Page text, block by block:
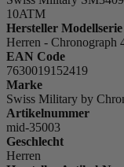
10ATM
Hersteller Modellserie
Herren - Chronograph
EAN Code
7630019152419
Marke
Swiss Military by
Artikelnummer
mid-35003
Geschlecht
Herren